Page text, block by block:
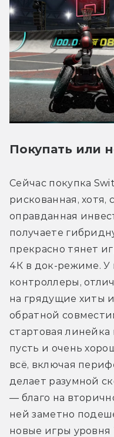
Покупать или
Сейчас покупка
рискованная, хотя,
оправданная
получаете
прекрасно тянет
4К в док-режиме. У
контроллеры,
на грядущие хиты
обратной
стартовая
пусть и очень
всё, включая
делает разумной
— благо на
ней заметно
новые игры уровня